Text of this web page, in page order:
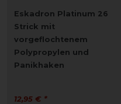
Eskadron Platinum 26
Strick mit
vorgeflochtenem
Polypropylen und
Panikhaken
12,95 € *